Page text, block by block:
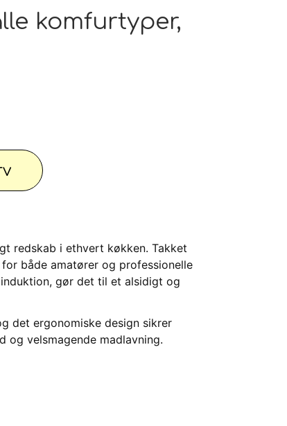
Reservdele til maskiner
komfurtyper,
redskab i ethvert køkken. Takket
både amatører og professionelle
gør det til et alsidigt og
det ergonomiske design sikrer
og velsmagende madlavning.
produktet! Hvis du har brug for